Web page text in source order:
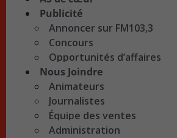
Publicité
Annoncer sur FM103,3
Concours
Opportunités d’affaires
Nous Joindre
Animateurs
Journalistes
Équipe des ventes
Administration